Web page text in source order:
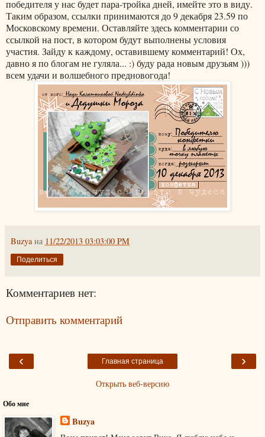
победителя у нас будет пара-тройка дней, имейте это в виду.
Таким образом, ссылки принимаются до 9 декабря 23.59 по
Московскому времени. Оставляйте здесь комментарии со
ссылкой на пост, в котором будут выполнены условия
участия. Зайду к каждому, оставившему комментарий! Ох,
давно я по блогам не гуляла... :) буду рада новым друзьям )))
всем удачи и волшебного предновогода!
Buzya на 11/22/2013 03:03:00 PM
Поделиться
Комментариев нет:
Отправить комментарий
‹ ›
Главная страница
Открыть веб-версию
Обо мне
Buzya